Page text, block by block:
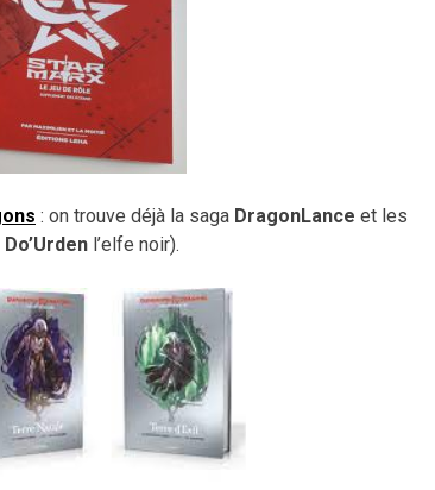
: on trouve déjà la saga DragonLance et les
l’elfe noir).